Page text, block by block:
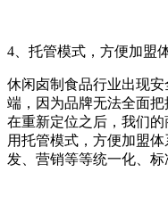
4 、托管模式，方便加盟
休闲卤制食品行业出现
端，因为品牌无法全面把
在重新定位之后，我们
用托管模式，方便加盟
发、营销等等统一化、标